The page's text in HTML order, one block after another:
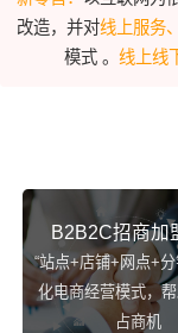
改造，并对线上服务
模式 。 线上线
B2B2C招商加
“站点+店铺+网点+
化电商经营模式，
占商机